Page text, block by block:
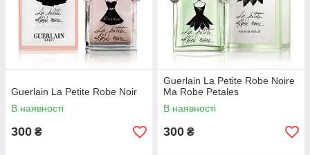
Guerlain La Petite Robe Noir
В наявності
300 ₴
Guerlain La Petite Robe Noire
Ma Robe Petales
В наявності
300 ₴